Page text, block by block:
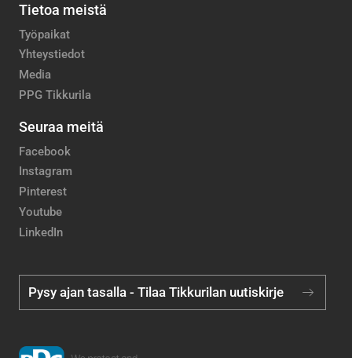
Tietoa meistä
Työpaikat
Yhteystiedot
Media
PPG Tikkurila
Seuraa meitä
Facebook
Instagram
Pinterest
Youtube
LinkedIn
Pysy ajan tasalla - Tilaa Tikkurilan uutiskirje